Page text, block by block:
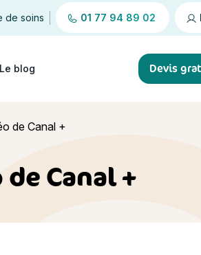
de soins 01 77 94 89 02
Le blog Devis
de Canal +
Canal +